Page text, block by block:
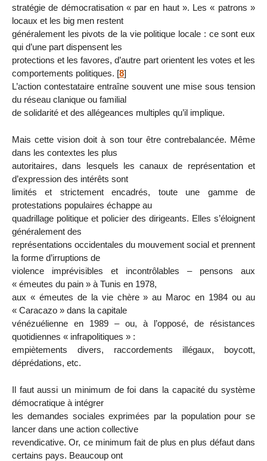
stratégie de démocratisation « par en haut ». Les « patrons »
locaux et les big men restent
généralement les pivots de la vie politique locale : ce sont eux
qui d’une part dispensent les
protections et les favores, d’autre part orientent les votes et les
comportements politiques. [8]
L’action contestataire entraîne souvent une mise sous tension
du réseau clanique ou familial
de solidarité et des allégeances multiples qu’il implique.
Mais cette vision doit à son tour être contrebalancée. Même
dans les contextes les plus
autoritaires, dans lesquels les canaux de représentation et
d’expression des intérêts sont
limités et strictement encadrés, toute une gamme de
protestations populaires échappe au
quadrillage politique et policier des dirigeants. Elles s’éloignent
généralement des
représentations occidentales du mouvement social et prennent
la forme d’irruptions de
violence imprévisibles et incontrôlables – pensons aux
« émeutes du pain » à Tunis en 1978,
aux « émeutes de la vie chère » au Maroc en 1984 ou au
« Caracazo » dans la capitale
vénézuélienne en 1989 – ou, à l’opposé, de résistances
quotidiennes « infrapolitiques » :
empiètements divers, raccordements illégaux, boycott,
déprédations, etc.
Il faut aussi un minimum de foi dans la capacité du système
démocratique à intégrer
les demandes sociales exprimées par la population pour se
lancer dans une action collective
revendicative. Or, ce minimum fait de plus en plus défaut dans
certains pays. Beaucoup ont